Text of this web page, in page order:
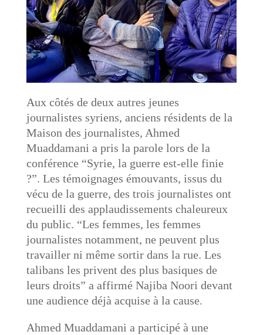
Aux côtés de deux autres jeunes
journalistes syriens, anciens résidents de la
Maison des journalistes, Ahmed
Muaddamani a pris la parole lors de la
conférence “Syrie, la guerre est-elle finie
?”. Les témoignages émouvants, issus du
vécu de la guerre, des trois journalistes ont
recueilli des applaudissements chaleureux
du public. “Les femmes, les femmes
journalistes notamment, ne peuvent plus
travailler ni même sortir dans la rue. Les
talibans les privent des plus basiques de
leurs droits” a affirmé Najiba Noori devant
une audience déjà acquise à la cause.
Ahmed Muaddamani a participé à une